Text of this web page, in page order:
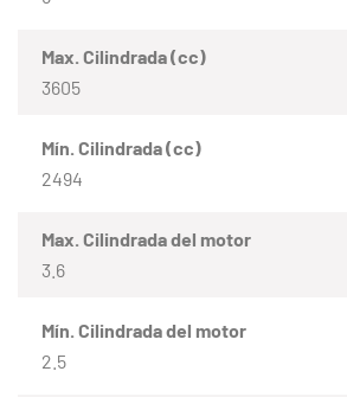
Max. Cilindrada (cc)
3605
Mín. Cilindrada (cc)
2494
Max. Cilindrada del motor
3.6
Mín. Cilindrada del motor
2.5